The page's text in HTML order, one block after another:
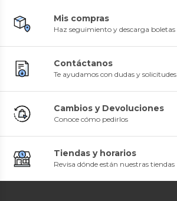
Mis compras
Haz seguimiento y descarga boletas
Contáctanos
Te ayudamos con dudas y solicitudes
Cambios y Devoluciones
Conoce cómo pedirlos
Tiendas y horarios
Revisa dónde están nuestras tiendas